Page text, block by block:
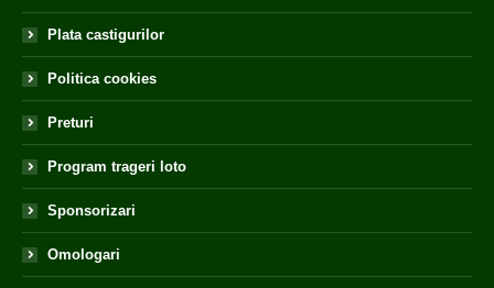
Plata castigurilor
Politica cookies
Preturi
Program trageri loto
Sponsorizari
Omologari